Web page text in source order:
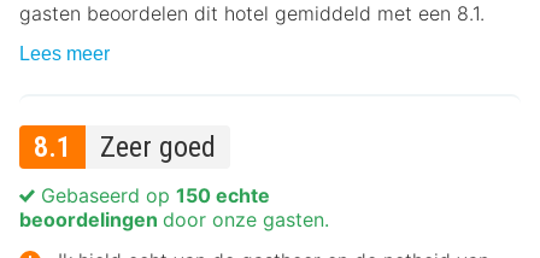
gasten beoordelen dit hotel gemiddeld met een 8.1.
Lees meer
8.1 Zeer goed
Gebaseerd op 150 echte
beoordelingen door onze gasten.